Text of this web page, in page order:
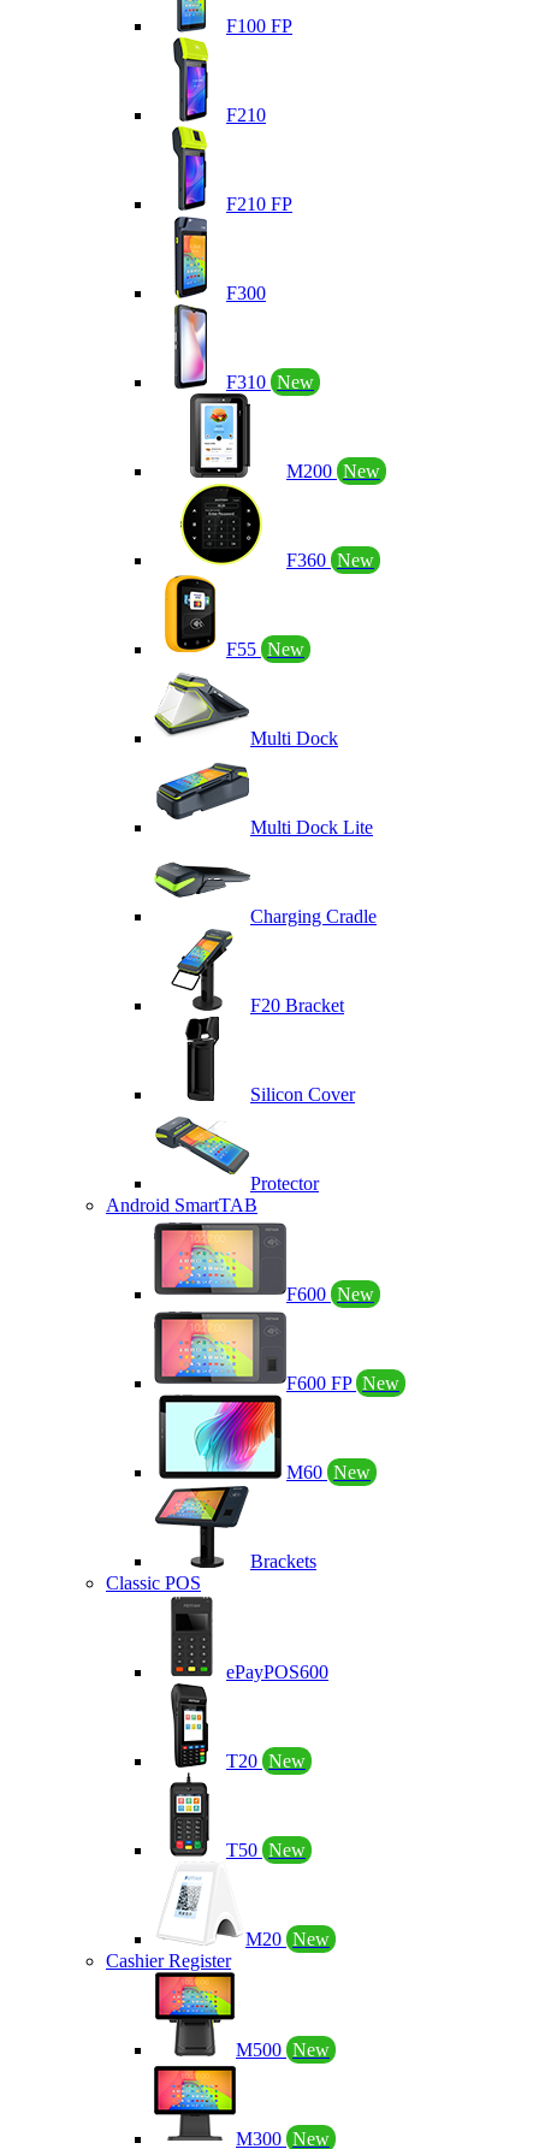
F100 FP
F210
F210 FP
F300
F310 New
M200 New
F360 New
F55 New
Multi Dock
Multi Dock Lite
Charging Cradle
F20 Bracket
Silicon Cover
Protector
Android SmartTAB
F600 New
F600 FP New
M60 New
Brackets
Classic POS
ePayPOS600
T20 New
T50 New
M20 New
Cashier Register
M500 New
M300 New